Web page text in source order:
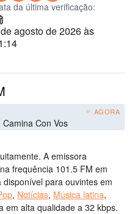
da última verificação:
agosto de 2026 às
AGORA
Con Vos
A emissora
na frequência 101.5 FM em
disponível para ouvintes em
, Notícias, Música latina,
em alta qualidade a 32 kbps.